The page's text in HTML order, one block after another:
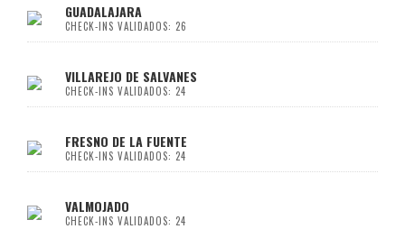
GUADALAJARA
CHECK-INS VALIDADOS: 26
VILLAREJO DE SALVANES
CHECK-INS VALIDADOS: 24
FRESNO DE LA FUENTE
CHECK-INS VALIDADOS: 24
VALMOJADO
CHECK-INS VALIDADOS: 24